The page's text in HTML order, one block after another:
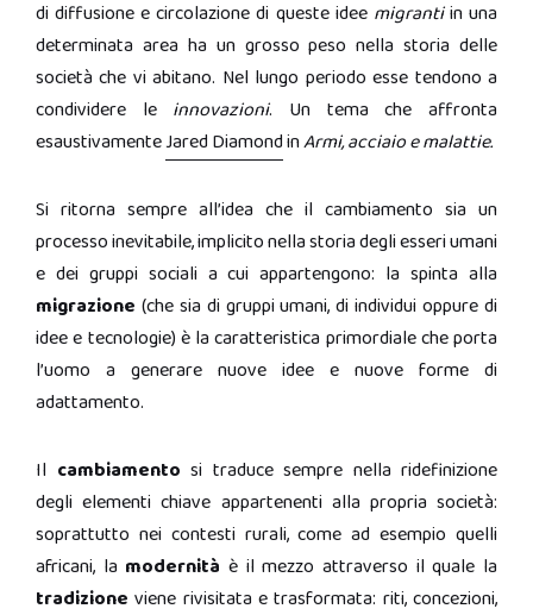
di diffusione e circolazione di queste idee migrantiin una
determinata area ha un grosso peso nella storia delle
società che vi abitano. Nel lungo periodo esse tendono a
condividere le innovazioni. Un tema che affronta
esaustivamenteJared DiamondinArmi, acciaio e malattie.
Si ritorna sempre all’idea che il cambiamento sia un
processo inevitabile, implicito nella storia degli esseri umani
e dei gruppi sociali a cui appartengono: la spinta alla
migrazione (che sia di gruppi umani, di individui oppure di
idee e tecnologie) è la caratteristica primordiale che porta
l’uomo a generare nuove idee e nuove forme di
adattamento.
Il cambiamento si traduce sempre nella ridefinizione
degli elementi chiave appartenenti alla propria società:
soprattutto nei contesti rurali, come ad esempio quelli
africani, la modernità è il mezzo attraverso il quale la
tradizione viene rivisitata e trasformata: riti, concezioni,